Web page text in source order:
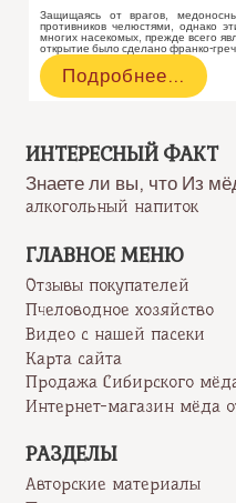
Защищаясь от врагов,
противников челюстями, однако
многих насекомых, прежде всего
открытие было сделано франко-
Пчелы
могут
Природный
Подробнее…
ИНТЕРЕСНЫЙ ФАКТ
Знаете ли вы, что Из
алкогольный напиток
ГЛАВНОЕ МЕНЮ
Отзывы покупателей
Пчеловодное хозяйство
Видео с нашей пасеки
Карта сайта
Продажа Сибирского
Интернет-магазин мёда
РАЗДЕЛЫ
Авторские материалы